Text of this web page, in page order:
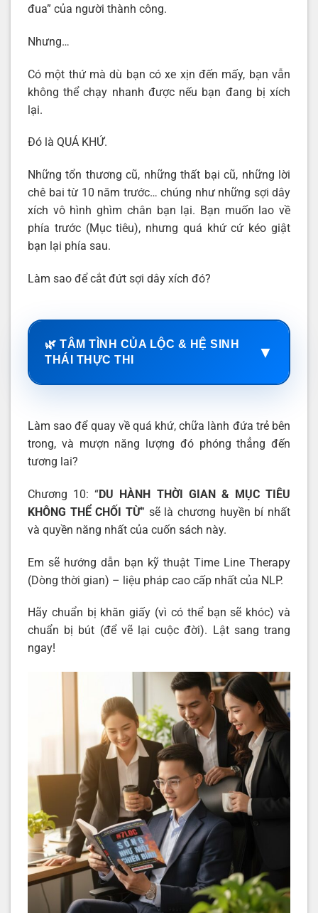
đua” của người thành công.
Nhưng…
Có một thứ mà dù bạn có xe xịn đến mấy, bạn vẫn
không thể chạy nhanh được nếu bạn đang bị xích
lại.
Đó là QUÁ KHỨ.
Những tổn thương cũ, những thất bại cũ, những lời
chê bai từ 10 năm trước… chúng như những sợi dây
xích vô hình ghìm chân bạn lại. Bạn muốn lao về
phía trước (Mục tiêu), nhưng quá khứ cứ kéo giật
bạn lại phía sau.
Làm sao để cắt đứt sợi dây xích đó?
🌿 TÂM TÌNH CỦA LỘC & HỆ SINH
THÁI THỰC THI
▼
Làm sao để quay về quá khứ, chữa lành đứa trẻ bên
trong, và mượn năng lượng đó phóng thẳng đến
tương lai?
Chương 10: “DU HÀNH THỜI GIAN & MỤC TIÊU
KHÔNG THỂ CHỐI TỪ” sẽ là chương huyền bí nhất
và quyền năng nhất của cuốn sách này.
Em sẽ hướng dẫn bạn kỹ thuật Time Line Therapy
(Dòng thời gian) – liệu pháp cao cấp nhất của NLP.
Hãy chuẩn bị khăn giấy (vì có thể bạn sẽ khóc) và
chuẩn bị bút (để vẽ lại cuộc đời). Lật sang trang
ngay!